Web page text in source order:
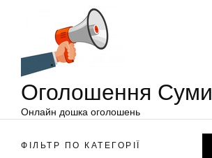
Оголошення Суми
Онлайн дошка оголошень
ФІЛЬТР ПО КАТЕГОРІЇ